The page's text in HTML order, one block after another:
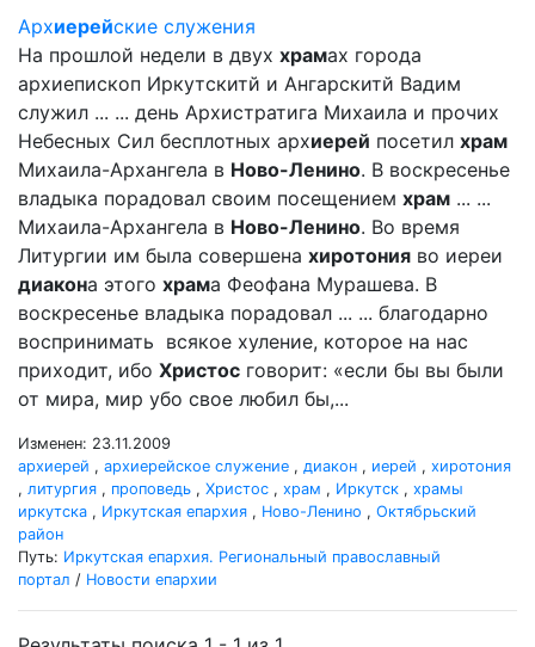
Архиерейские служения
На прошлой недели в двух храмах города
архиепископ Иркутскитй и Ангарскитй Вадим
служил ... ... день Архистратига Михаила и прочих
Небесных Сил бесплотных архиерей посетил храм
Михаила-Архангела в Ново-Ленино. В воскресенье
владыка порадовал своим посещением храм ... ...
Михаила-Архангела в Ново-Ленино. Во время
Литургии им была совершена хиротония во иереи
диакона этого храма Феофана Мурашева. В
воскресенье владыка порадовал ... ... благодарно
воспринимать всякое хуление, которое на нас
приходит, ибо Христос говорит: «если бы вы были
от мира, мир убо свое любил бы,...
Изменен: 23.11.2009
архиерей , архиерейское служение , диакон , иерей , хиротония
, литургия , проповедь , Христос , храм , Иркутск , храмы
иркутска , Иркутская епархия , Ново-Ленино , Октябрьский
район
Путь: Иркутская епархия. Региональный православный
портал / Новости епархии